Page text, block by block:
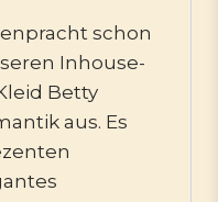
schon
Inhouse-
Betty
aus. Es